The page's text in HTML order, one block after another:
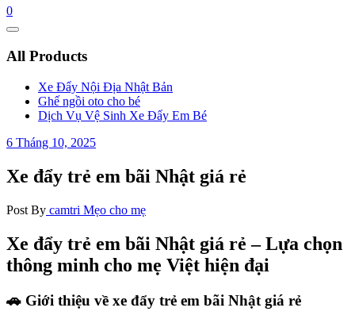
0
Catalog
All Products
Xe Đẩy Nội Địa Nhật Bản
Ghế ngồi oto cho bé
Dịch Vụ Vệ Sinh Xe Đẩy Em Bé
6 Tháng 10, 2025
Xe đẩy trẻ em bãi Nhật giá rẻ
Post By camtri Mẹo cho mẹ
Xe đẩy trẻ em bãi Nhật giá rẻ – Lựa chọn
thông minh cho mẹ Việt hiện đại
🚗 Giới thiệu về xe đẩy trẻ em bãi Nhật giá rẻ